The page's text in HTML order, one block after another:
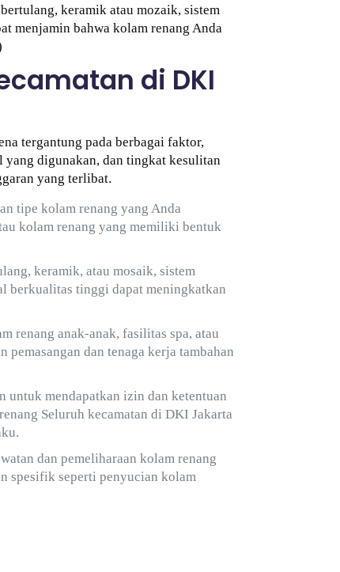
keramik atau mozaik, sistem
menjamin bahwa kolam renang Anda
di DKI
tergantung pada berbagai faktor,
yang digunakan, dan tingkat kesulitan
yang terlibat.
tipe kolam renang yang Anda
kolam renang yang memiliki bentuk
keramik, atau mosaik, sistem
berkualitas tinggi dapat meningkatkan
renang anak-anak, fasilitas spa, atau
dan tenaga kerja tambahan
untuk mendapatkan izin dan ketentuan
Seluruh kecamatan di DKI Jakarta
dan pemeliharaan kolam renang
spesifik seperti penyucian kolam